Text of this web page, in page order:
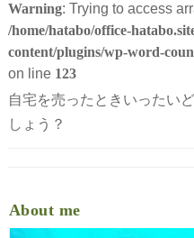
料金表 譲渡所得（土地建
事務所概要
NPO講座～『わたしだっ
NPO講座～『わたしだ
NPO講座～『わたしだ
⭐相続税講座１～遺言書～
⭐相続税講座３～遺産分
誤りやすい事例・消費税
会社の税金
Warning: Trying to access
/home/hatabo/office-
content/plugins/wp-word-
on line 123
自宅を売ったときいったい
しょう？
About me